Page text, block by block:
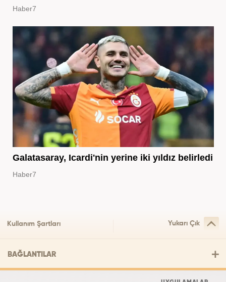
Haber7
Galatasaray, Icardi'nin yerine iki yıldız belirledi
Haber7
Kullanım Şartları Yukarı Çık
BAĞLANTILAR